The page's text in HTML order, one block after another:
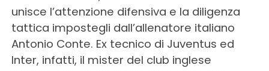
unisce l’attenzione difensiva e la diligenza
tattica impostegli dall’allenatore italiano
Antonio Conte. Ex tecnico di Juventus ed
Inter, infatti, il mister del club inglese